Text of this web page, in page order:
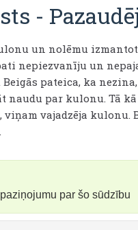
-
un nolēmu
nepiezvanīju un
pateica, ka
naudu par kulonu. Tā
viņam vajadzēja
par šo sūdzību